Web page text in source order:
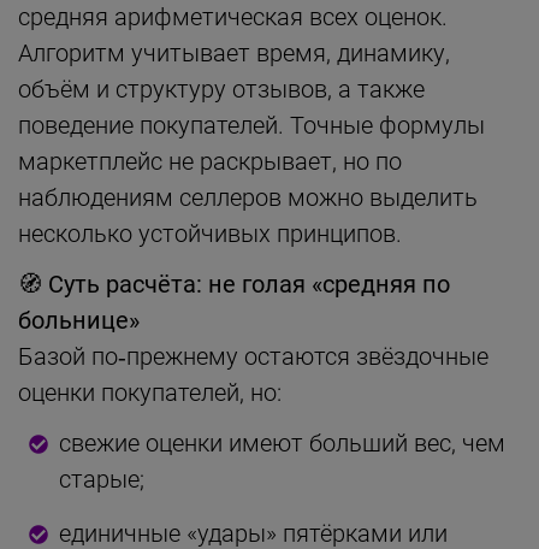
средняя арифметическая всех оценок.
Алгоритм учитывает время, динамику,
объём и структуру отзывов, а также
поведение покупателей. Точные формулы
маркетплейс не раскрывает, но по
наблюдениям селлеров можно выделить
несколько устойчивых принципов.
🧭 Суть расчёта: не голая «средняя по
больнице»
Базой по‑прежнему остаются звёздочные
оценки покупателей, но:
свежие оценки имеют больший вес, чем
старые;
единичные «удары» пятёрками или